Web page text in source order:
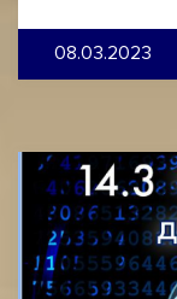
08.03.2023